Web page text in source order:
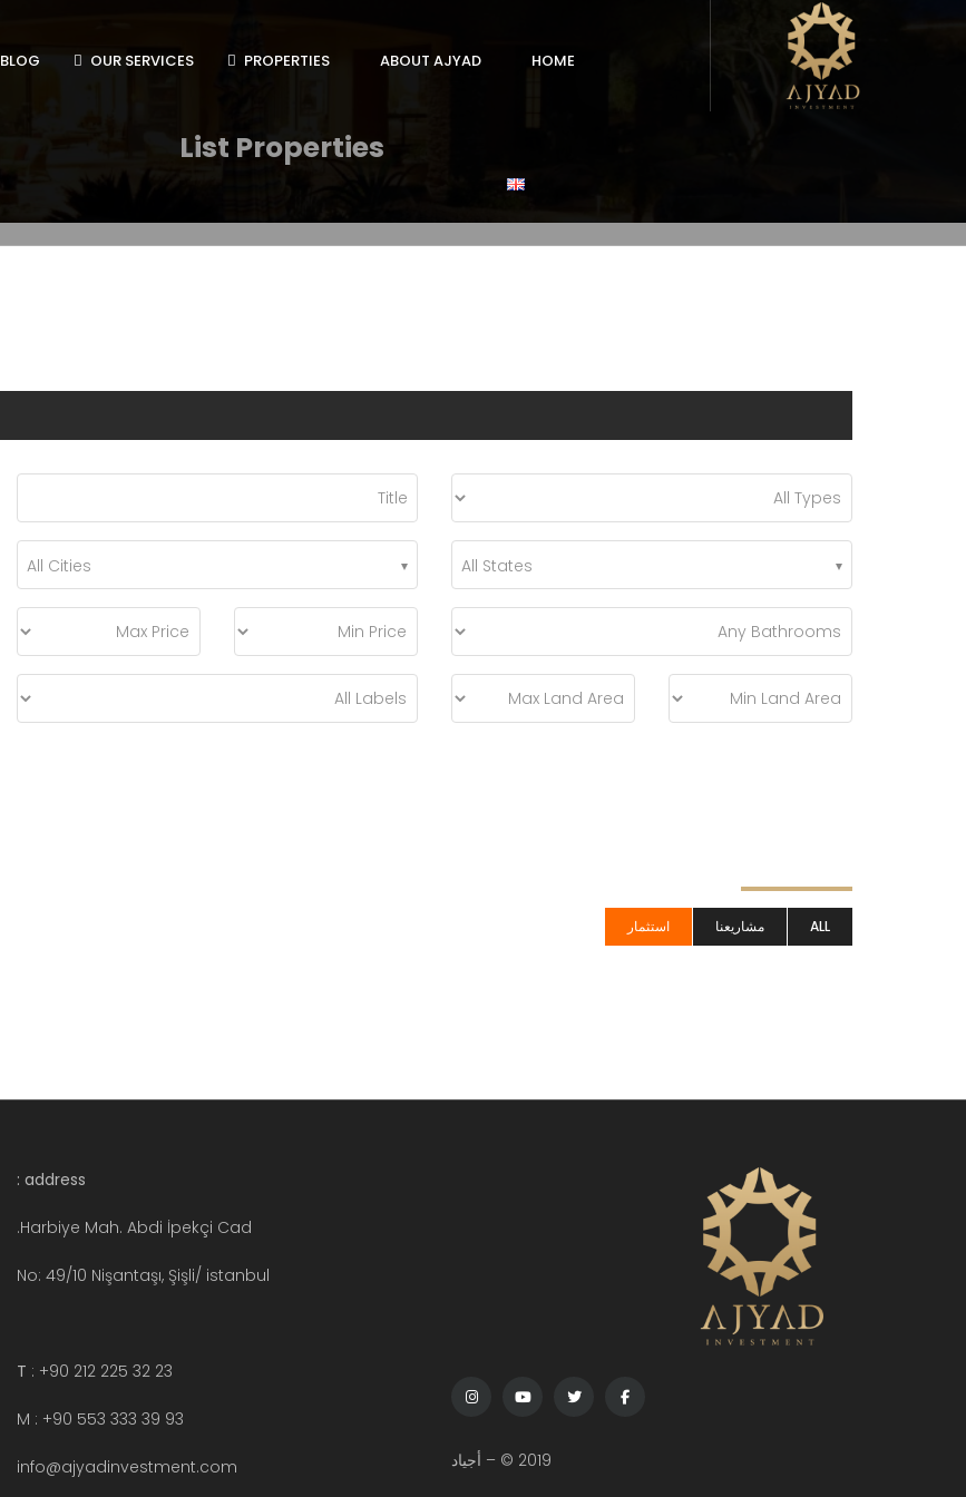
HOME
ABOUT AJYAD
PROPERTIES
OUR SERVICES
BLOG
List Properties
All States
All Cities
ALL مشاريعنا استثمار
2019 © – أجياد
address :
Harbiye Mah. Abdi İpekçi Cad.
No: 49/10 Nişantaşı, Şişli/ istanbul
T : +90 212 225 32 23
M : +90 553 333 39 93
info@ajyadinvestment.com